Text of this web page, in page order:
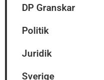
DP Granskar
Politik
Juridik
Sverige